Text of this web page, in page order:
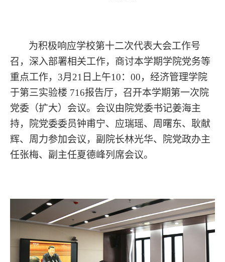
为积极响应学校第十二次代表大会工作号
召，深入部署相关工作，商讨本学期学院党务等
重点工作，3月21日上午10：00，经济管理学院
于第三实验楼 716报告厅，召开本学期第一次院
党委（扩大）会议。会议由院党委书记姜海主
持，院党委委员钟甫宁、应瑞瑶、周曙东、耿献
辉、周力参加会议，副院长林光华、院党政办主
任张梅、副主任夏德峰列席会议。